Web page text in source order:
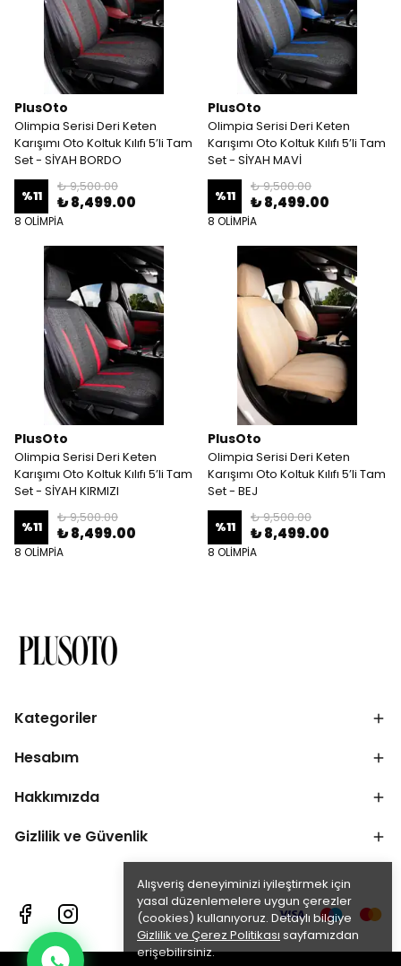
Alışveriş deneyiminizi iyileştirmek için
yasal düzenlemelere uygun çerezler
(cookies) kullanıyoruz. Detaylı bilgiye
Gizlilik ve Çerez Politikası sayfamızdan
erişebilirsiniz.
PlusOto
Olimpia Serisi Deri Keten
Karışımı Oto Koltuk Kılıfı 5’li Tam
Set - SİYAH BORDO
%11
₺ 9,500.00
₺ 8,499.00
8 OLİMPİA
PlusOto
Olimpia Serisi Deri Keten
Karışımı Oto Koltuk Kılıfı 5’li Tam
Set - SİYAH MAVİ
%11
₺ 9,500.00
₺ 8,499.00
8 OLİMPİA
PlusOto
Olimpia Serisi Deri Keten
Karışımı Oto Koltuk Kılıfı 5’li Tam
Set - SİYAH KIRMIZI
%11
₺ 9,500.00
₺ 8,499.00
8 OLİMPİA
PlusOto
Olimpia Serisi Deri Keten
Karışımı Oto Koltuk Kılıfı 5’li Tam
Set - BEJ
%11
₺ 9,500.00
₺ 8,499.00
8 OLİMPİA
Kategoriler
Hesabım
Hakkımızda
Gizlilik ve Güvenlik